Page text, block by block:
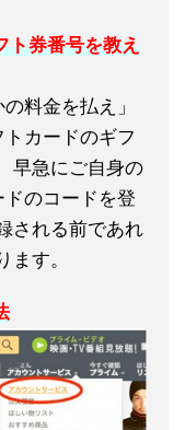
ト券番号を教え
料金を払え」
カードのギフ
早急にご自身の
のコードを登
される前であれ
ます。